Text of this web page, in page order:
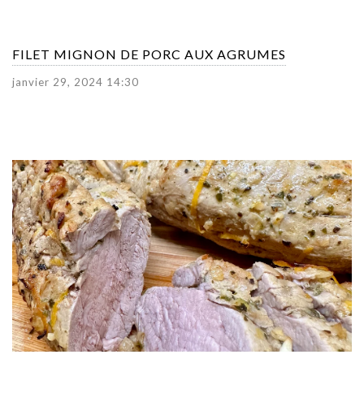
FILET MIGNON DE PORC AUX AGRUMES
janvier 29, 2024 14:30